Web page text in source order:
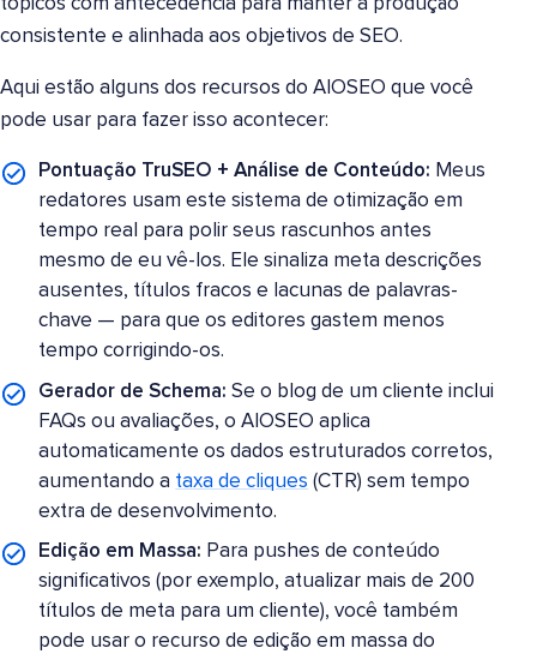
tópicos com antecedência para manter a produção
consistente e alinhada aos objetivos de SEO.
Aqui estão alguns dos recursos do AIOSEO que você
pode usar para fazer isso acontecer:
Pontuação TruSEO + Análise de Conteúdo: Meus
redatores usam este sistema de otimização em
tempo real para polir seus rascunhos antes
mesmo de eu vê-los. Ele sinaliza meta descrições
ausentes, títulos fracos e lacunas de palavras-
chave — para que os editores gastem menos
tempo corrigindo-os.
Gerador de Schema: Se o blog de um cliente inclui
FAQs ou avaliações, o AIOSEO aplica
automaticamente os dados estruturados corretos,
aumentando a taxa de cliques (CTR) sem tempo
extra de desenvolvimento.
Edição em Massa: Para pushes de conteúdo
significativos (por exemplo, atualizar mais de 200
títulos de meta para um cliente), você também
pode usar o recurso de edição em massa do